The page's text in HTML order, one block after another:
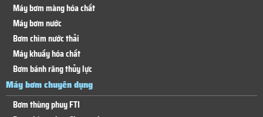
Máy bơm màng hóa chất
Máy bơm nước
Bơm chìm nước thải
Máy khuấy hóa chất
Bơm bánh răng thủy lực
Máy bơm chuyên dụng
Bơm thùng phuy FTI